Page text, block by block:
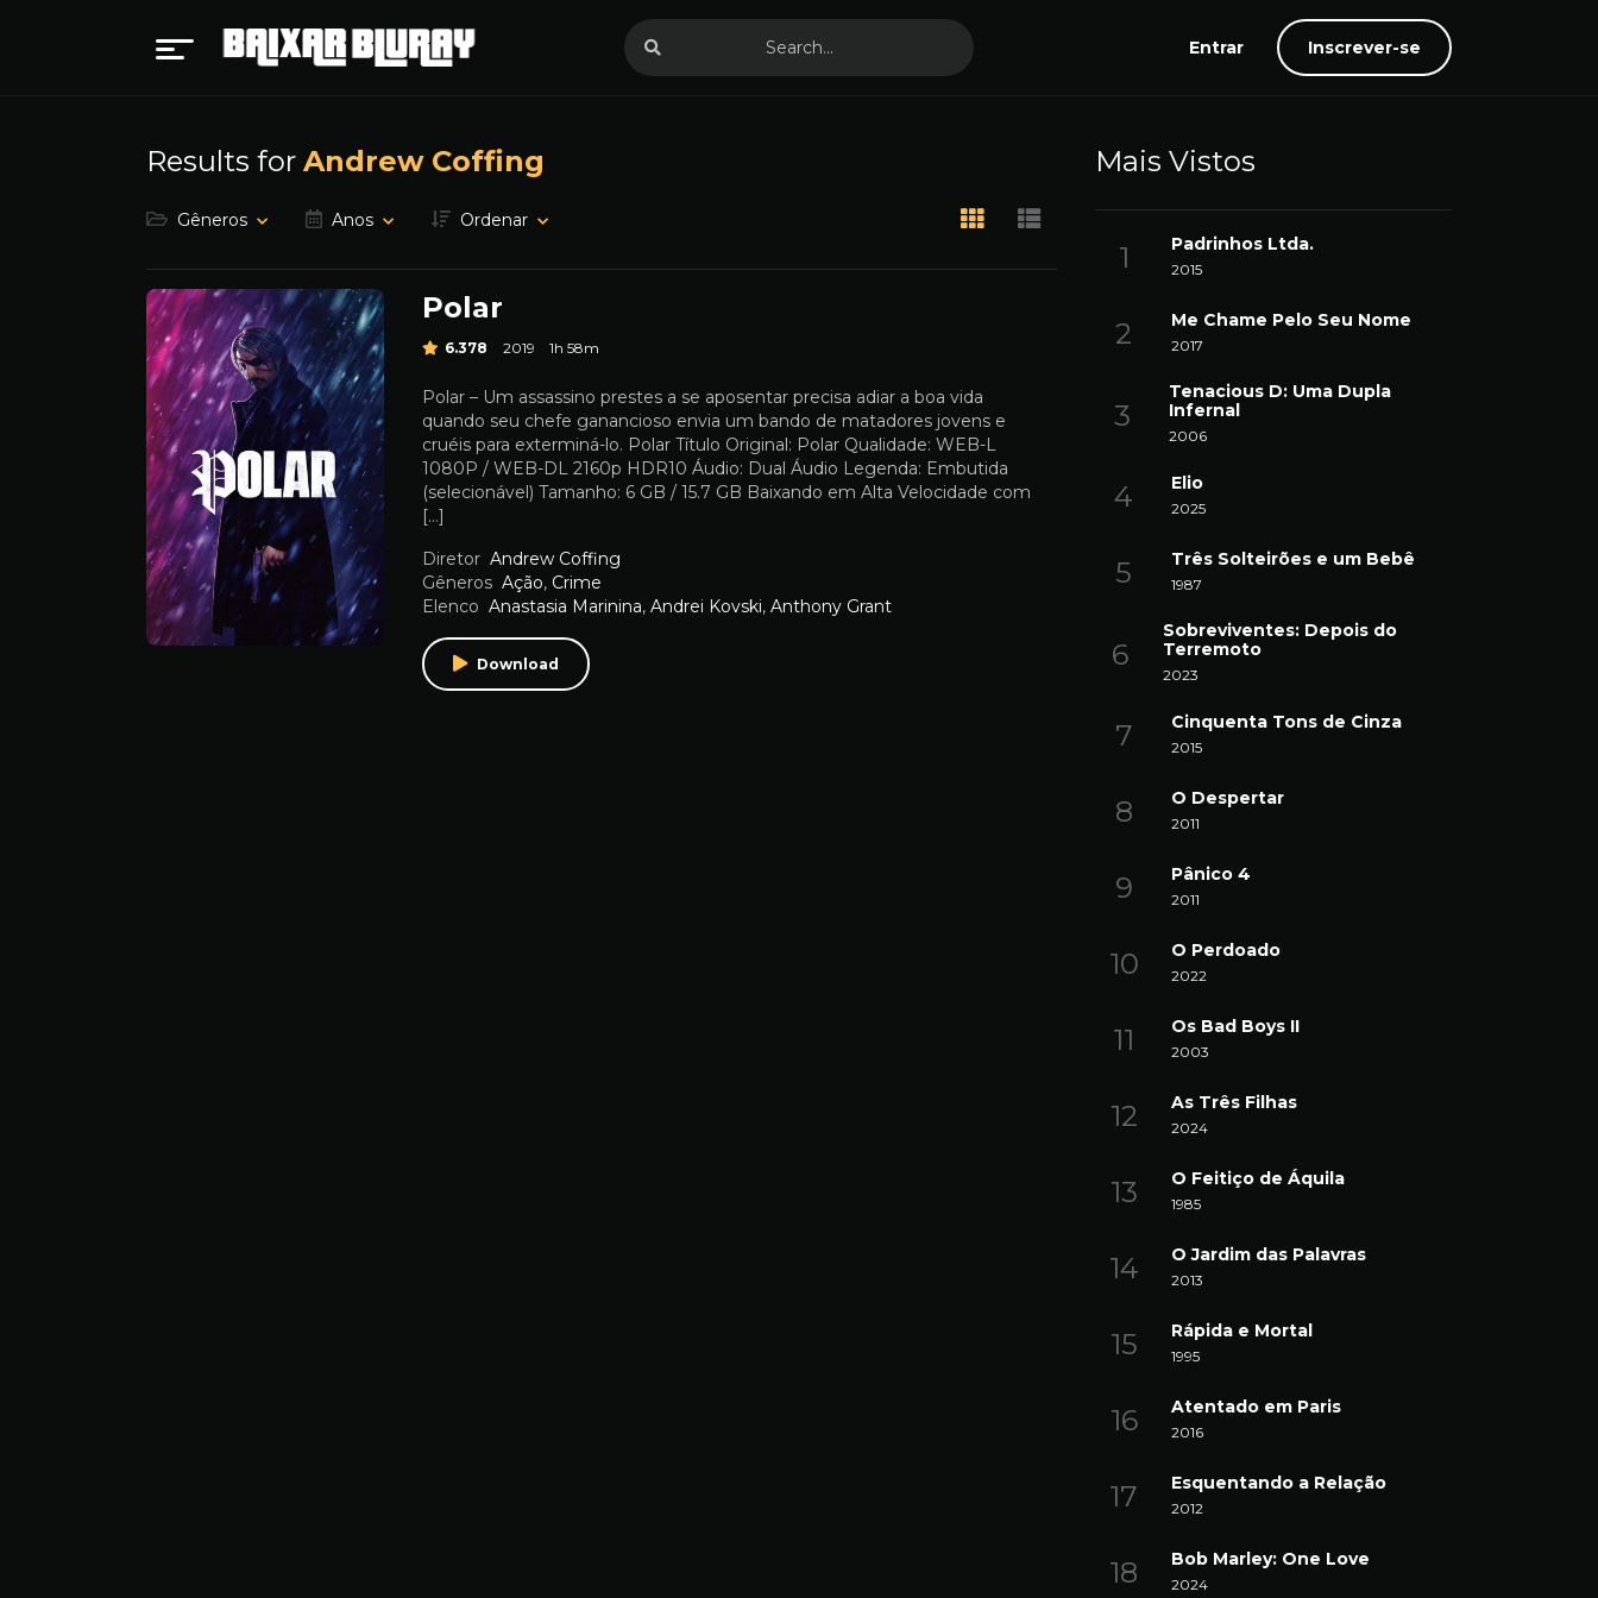
Entrar Inscrever-se
Results for Andrew Coffing
Gêneros Anos Ordenar
Polar
6.378 2019 1h 58m
Polar – Um assassino prestes a se aposentar precisa adiar a boa vida
quando seu chefe ganancioso envia um bando de matadores jovens e
cruéis para exterminá-lo. Polar Título Original: Polar Qualidade: WEB-L
1080P / WEB-DL 2160p HDR10 Áudio: Dual Áudio Legenda: Embutida
(selecionável) Tamanho: 6 GB / 15.7 GB Baixando em Alta Velocidade com
[…]
Diretor Andrew Coffing
Gêneros Ação, Crime
Elenco Anastasia Marinina, Andrei Kovski, Anthony Grant
Download
Mais Vistos
Padrinhos Ltda.
2015
Me Chame Pelo Seu Nome
2017
Tenacious D: Uma Dupla
Infernal
2006
Elio
2025
Três Solteirões e um Bebê
1987
Sobreviventes: Depois do
Terremoto
2023
Cinquenta Tons de Cinza
2015
O Despertar
2011
Pânico 4
2011
O Perdoado
2022
Os Bad Boys II
2003
As Três Filhas
2024
O Feitiço de Áquila
1985
O Jardim das Palavras
2013
Rápida e Mortal
1995
Atentado em Paris
2016
Esquentando a Relação
2012
Bob Marley: One Love
2024